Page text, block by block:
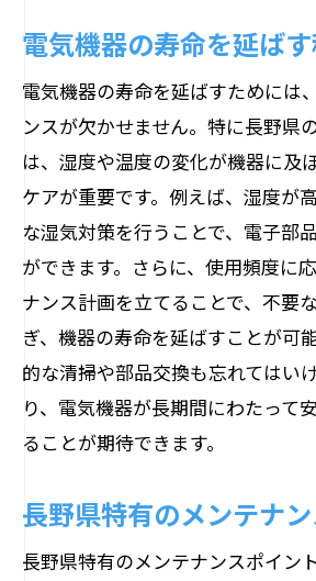
電気機器の寿命を延ば
電気機器の寿命を延ばすためには
ンスが欠かせません。特に長野県
は、湿度や温度の変化が機器に及
ケアが重要です。例えば、湿度が
な湿気対策を行うことで、電子部
ができます。さらに、使用頻度に
ナンス計画を立てることで、不要
ぎ、機器の寿命を延ばすことが可
的な清掃や部品交換も忘れてはい
り、電気機器が長期間にわたって
ることが期待できます。
長野県特有のメンテナ
長野県特有のメンテナンスポイン